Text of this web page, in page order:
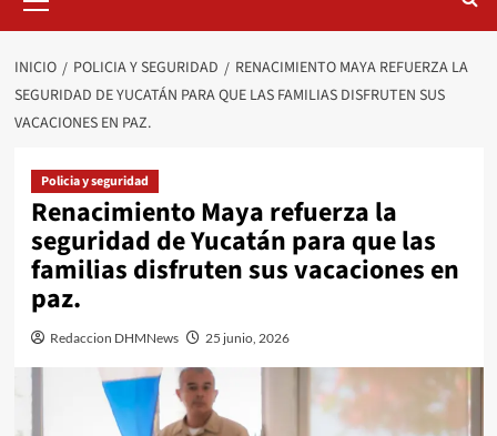
primario
INICIO POLICIA Y SEGURIDAD
RENACIMIENTO MAYA REFUERZA LA
SEGURIDAD DE YUCATÁN PARA QUE LAS FAMILIAS DISFRUTEN SUS
VACACIONES EN PAZ.
Policia y seguridad
Renacimiento Maya refuerza la
seguridad de Yucatán para que las
familias disfruten sus vacaciones en
paz.
Redaccion DHMNews 25 junio, 2026